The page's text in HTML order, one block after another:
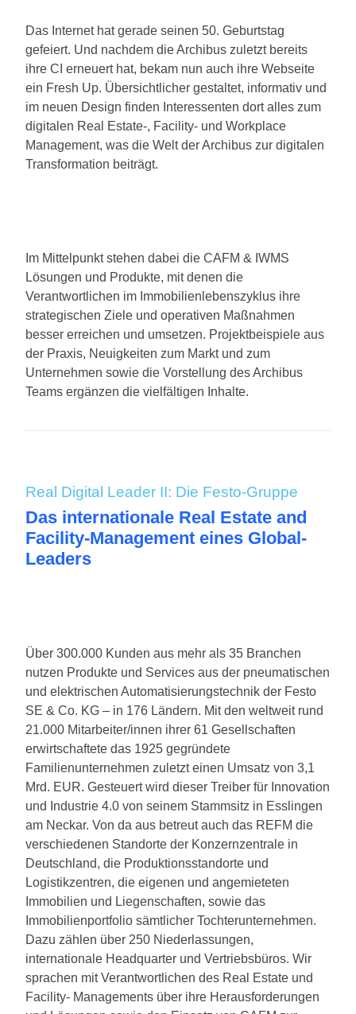
Das Internet hat gerade seinen 50. Geburtstag
gefeiert. Und nachdem die Archibus zuletzt bereits
ihre CI erneuert hat, bekam nun auch ihre Webseite
ein Fresh Up. Übersichtlicher gestaltet, informativ und
im neuen Design finden Interessenten dort alles zum
digitalen Real Estate-, Facility- und Workplace
Management, was die Welt der Archibus zur digitalen
Transformation beiträgt.
Im Mittelpunkt stehen dabei die CAFM & IWMS
Lösungen und Produkte, mit denen die
Verantwortlichen im Immobilienlebenszyklus ihre
strategischen Ziele und operativen Maßnahmen
besser erreichen und umsetzen. Projektbeispiele aus
der Praxis, Neuigkeiten zum Markt und zum
Unternehmen sowie die Vorstellung des Archibus
Teams ergänzen die vielfältigen Inhalte.
Real Digital Leader II: Die Festo-Gruppe
Das internationale Real Estate and
Facility-Management eines Global-
Leaders
Über 300.000 Kunden aus mehr als 35 Branchen
nutzen Produkte und Services aus der pneumatischen
und elektrischen Automatisierungstechnik der Festo
SE & Co. KG – in 176 Ländern. Mit den weltweit rund
21.000 Mitarbeiter/innen ihrer 61 Gesellschaften
erwirtschaftete das 1925 gegründete
Familienunternehmen zuletzt einen Umsatz von 3,1
Mrd. EUR. Gesteuert wird dieser Treiber für Innovation
und Industrie 4.0 von seinem Stammsitz in Esslingen
am Neckar. Von da aus betreut auch das REFM die
verschiedenen Standorte der Konzernzentrale in
Deutschland, die Produktionsstandorte und
Logistikzentren, die eigenen und angemieteten
Immobilien und Liegenschaften, sowie das
Immobilienportfolio sämtlicher Tochterunternehmen.
Dazu zählen über 250 Niederlassungen,
internationale Headquarter und Vertriebsbüros. Wir
sprachen mit Verantwortlichen des Real Estate und
Facility- Managements über ihre Herausforderungen